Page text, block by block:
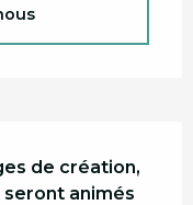
de création,
animés